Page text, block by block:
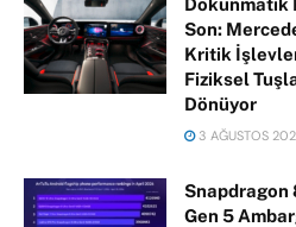
Dokunmatik
Son:
Kritik
Fiziksel
Dönüyor
3 AĞUSTOS
Snapdragon
Gen 5